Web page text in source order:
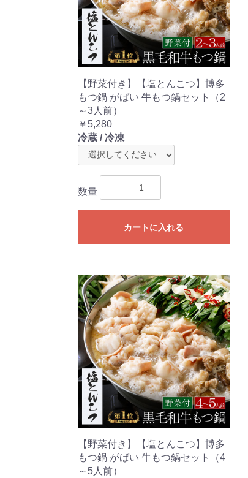
【野菜付き】【塩とんこつ】博多
もつ鍋 がばい 牛もつ鍋セット（2
～3人前）
￥5,280
冷蔵 / 冷凍
数量
カートに入れる
【野菜付き】【塩とんこつ】博多
もつ鍋 がばい 牛もつ鍋セット（4
～5人前）